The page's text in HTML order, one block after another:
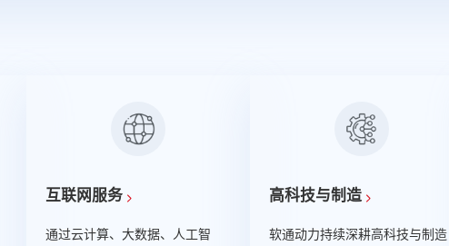
互联网服务
通过云计算、大数据、人工智
高科技与制造
软通动力持续深耕高科技与制造